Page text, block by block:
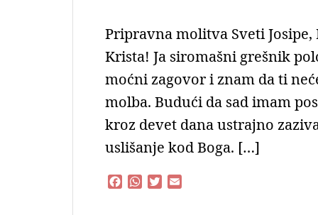
Pripravna molitva Sveti Josipe,
Krista! Ja siromašni grešnik
moćni zagovor i znam da ti
molba. Budući da sad imam
kroz devet dana ustrajno
uslišanje kod Boga. […]
F
W
T